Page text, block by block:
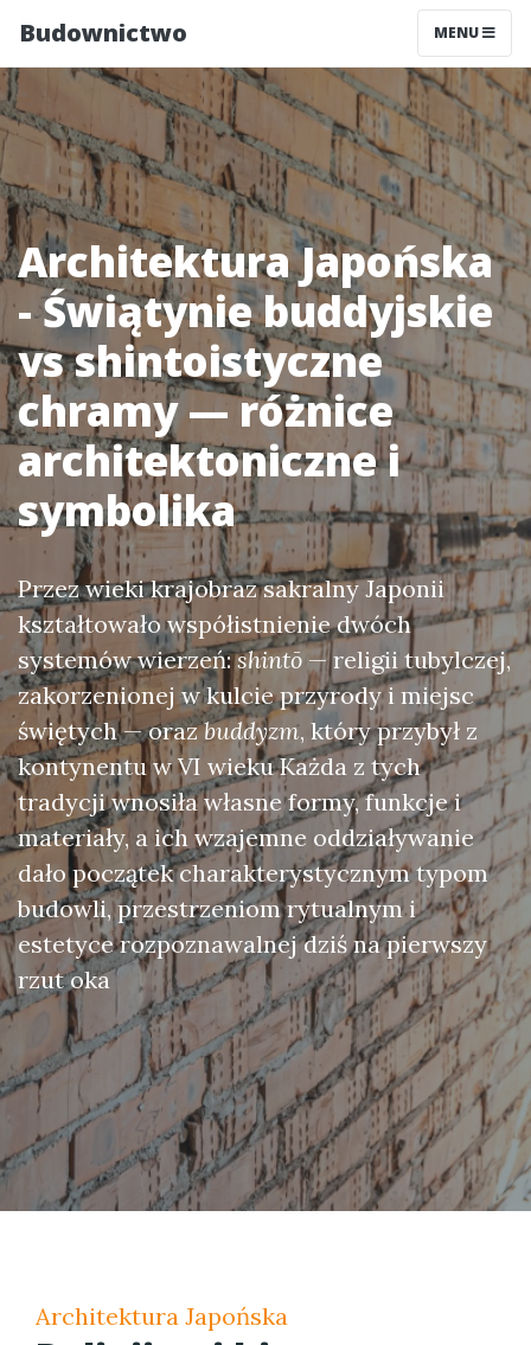
Budownictwo MENU
Architektura Japońska
- Świątynie buddyjskie
vs shintoistyczne
chramy — różnice
architektoniczne i
symbolika
Przez wieki krajobraz sakralny Japonii
kształtowało współistnienie dwóch
systemów wierzeń:shintō — religii tubylczej,
zakorzenionej w kulcie przyrody i miejsc
świętych — orazbuddyzm, który przybył z
kontynentu w VI wieku Każda z tych
tradycji wnosiła własne formy, funkcje i
materiały, a ich wzajemne oddziaływanie
dało początek charakterystycznym typom
budowli, przestrzeniom rytualnym i
estetyce rozpoznawalnej dziś na pierwszy
rzut oka
Architektura Japońska